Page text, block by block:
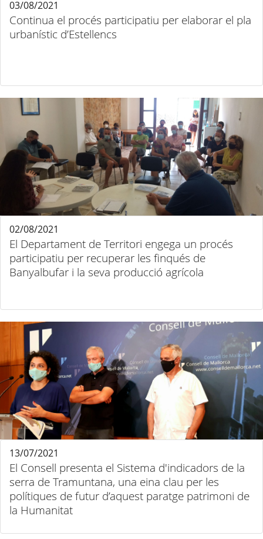
Continua el procés participatiu per elaborar el pla
urbanístic d’Estellencs
03/08/2021
El Departament de Territori engega un procés
participatiu per recuperar les finqués de
Banyalbufar i la seva producció agrícola
02/08/2021
El Consell presenta el Sistema d'indicadors de la
serra de Tramuntana, una eina clau per les
polítiques de futur d’aquest paratge patrimoni de
la Humanitat
13/07/2021